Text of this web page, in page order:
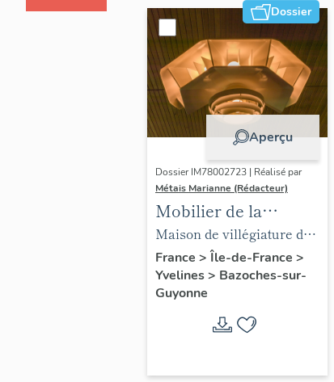
Dossier
Aperçu
Dossier IM78002723 | Réalisé par
Métais Marianne (Rédacteur)
Mobilier de la
maison Louis Carré
Maison de villégiature dite
maison Louis Carré
France > Île-de-France >
Yvelines> Bazoches-sur-
Guyonne